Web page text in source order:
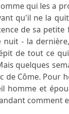
qui les a
qu'il ne la
de sa
nuit - la
de tout ce
quelques
de Côme. Pour
homme et
comment